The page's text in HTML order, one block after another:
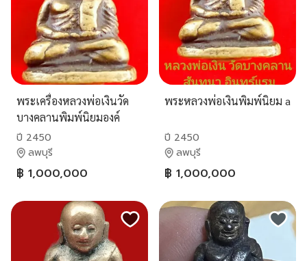
พระเครื่องหลวงพ่อเงินวัด
บางคลานพิมพ์นิยมองค์
ปี 2450
ลพบุรี
฿ 1,000,000
พระหลวงพ่อเงินพิมพ์นิยม a
ปี 2450
ลพบุรี
฿ 1,000,000